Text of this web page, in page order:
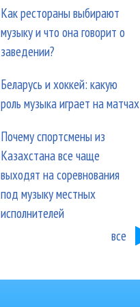
Как рестораны выбирают
музыку и что она говорит о
заведении?
Беларусь и хоккей: какую
роль музыка играет на матчах
Почему спортсмены из
Казахстана все чаще
выходят на соревнования
под музыку местных
исполнителей
все